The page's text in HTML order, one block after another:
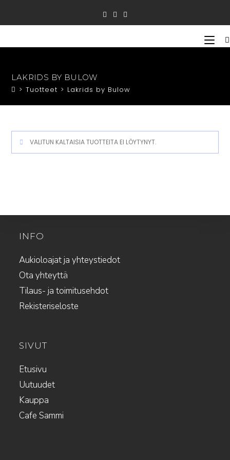
LAKRIDS BY BULOW
> Tuotteet > Lakrids by Bulow
VALITUN KALTAISIA TUOTTEITA EI LÖYTYNYT.
INFO
Aukioloajat ja yhteystiedot
Ota yhteyttä
Tilaus- ja toimitusehdot
Rekisteriseloste
SIVUT
Etusivu
Uutuudet
Kauppa
Cafe Sammi